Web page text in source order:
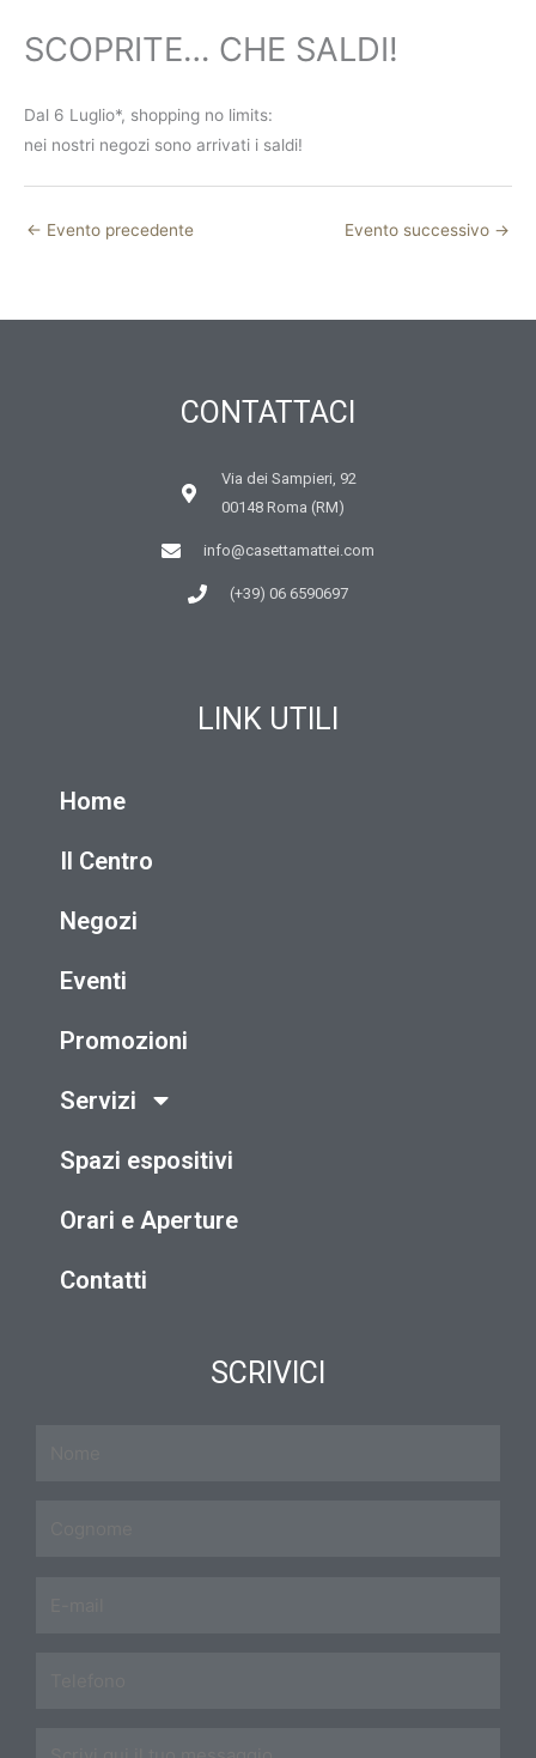
SCOPRITE… CHE SALDI!
Dal 6 Luglio*, shopping no limits:
nei nostri negozi sono arrivati i saldi!
← Evento precedente Evento successivo →
CONTATTACI
Via dei Sampieri, 92
00148 Roma (RM)
info@casettamattei.com
(+39) 06 6590697
LINK UTILI
Home
Il Centro
Negozi
Eventi
Promozioni
Servizi
Spazi espositivi
Orari e Aperture
Contatti
SCRIVICI